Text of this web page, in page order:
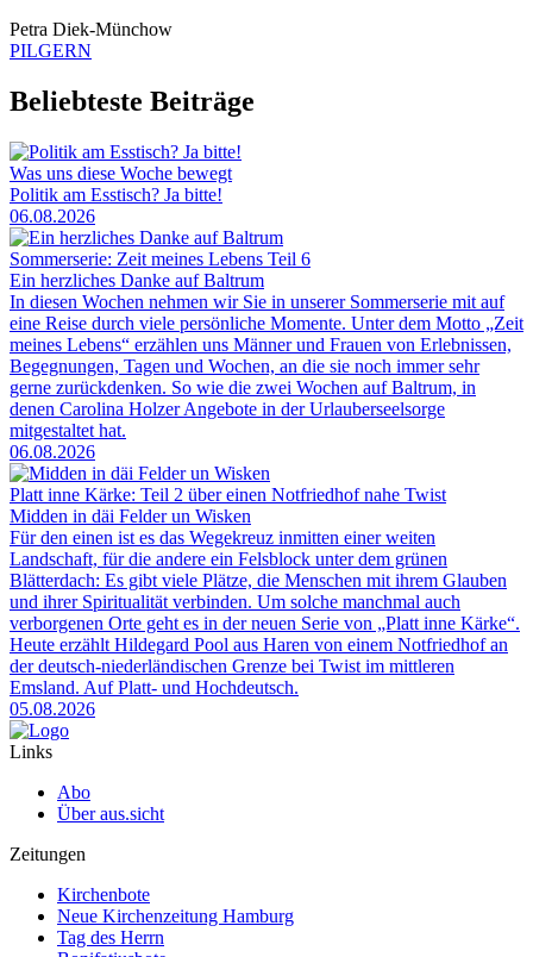
Petra Diek-Münchow
PILGERN
Beliebteste Beiträge
Was uns diese Woche bewegt
Politik am Esstisch? Ja bitte!
06.08.2026
Sommerserie: Zeit meines Lebens Teil 6
Ein herzliches Danke auf Baltrum
In diesen Wochen nehmen wir Sie in unserer Sommerserie mit auf
eine Reise durch viele persönliche Momente. Unter dem Motto „Zeit
meines Lebens“ erzählen uns Männer und Frauen von Erlebnissen,
Begegnungen, Tagen und Wochen, an die sie noch immer sehr
gerne zurückdenken. So wie die zwei Wochen auf Baltrum, in
denen Carolina Holzer Angebote in der Urlauberseelsorge
mitgestaltet hat.
06.08.2026
Platt inne Kärke: Teil 2 über einen Notfriedhof nahe Twist
Midden in däi Felder un Wisken
Für den einen ist es das Wegekreuz inmitten einer weiten
Landschaft, für die andere ein Felsblock unter dem grünen
Blätterdach: Es gibt viele Plätze, die Menschen mit ihrem Glauben
und ihrer Spiritualität verbinden. Um solche manchmal auch
verborgenen Orte geht es in der neuen Serie von „Platt inne Kärke“.
Heute erzählt Hildegard Pool aus Haren von einem Notfriedhof an
der deutsch-niederländischen Grenze bei Twist im mittleren
Emsland. Auf Platt- und Hochdeutsch.
05.08.2026
Links
Abo
Über aus.sicht
Zeitungen
Kirchenbote
Neue Kirchenzeitung Hamburg
Tag des Herrn